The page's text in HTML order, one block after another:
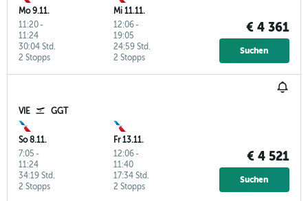
Mo 9.11.
11:20-
11:24
2 Stopps
30:04 Std.
Mi 11.11.
12:06-
19:05
2 Stopps
24:59 Std.
€ 4 361
Suchen
VIE GGT
So 8.11.
7:05 -
11:24
2 Stopps
34:19 Std.
Fr 13.11.
12:06-
11:40
2 Stopps
17:34 Std.
€ 4 521
Suchen